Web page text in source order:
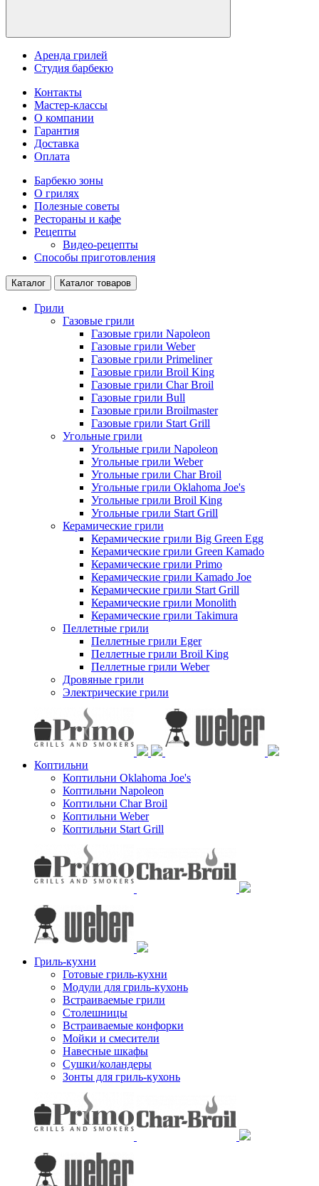
Аренда грилей
Студия барбекю
Контакты
Мастер-классы
О компании
Гарантия
Доставка
Оплата
Барбекю зоны
О грилях
Полезные советы
Рестораны и кафе
Рецепты
Видео-рецепты
Способы приготовления
Каталог Каталог товаров
Грили
Газовые грили
Газовые грили Napoleon
Газовые грили Weber
Газовые грили Primeliner
Газовые грили Broil King
Газовые грили Char Broil
Газовые грили Bull
Газовые грили Broilmaster
Газовые грили Start Grill
Угольные грили
Угольные грили Napoleon
Угольные грили Weber
Угольные грили Char Broil
Угольные грили Oklahoma Joe's
Угольные грили Broil King
Угольные грили Start Grill
Керамические грили
Керамические грили Big Green Egg
Керамические грили Green Kamado
Керамические грили Primo
Керамические грили Kamado Joe
Керамические грили Start Grill
Керамические грили Monolith
Керамические грили Takimura
Пеллетные грили
Пеллетные грили Eger
Пеллетные грили Broil King
Пеллетные грили Weber
Дровяные грили
Электрические грили
Коптильни
Коптильни Oklahoma Joe's
Коптильни Napoleon
Коптильни Char Broil
Коптильни Weber
Коптильни Start Grill
Гриль-кухни
Готовые гриль-кухни
Модули для гриль-кухонь
Встраиваемые грили
Столешницы
Встраиваемые конфорки
Мойки и смесители
Навесные шкафы
Сушки/коландеры
Зонты для гриль-кухонь